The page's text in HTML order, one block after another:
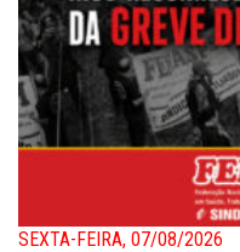
SEXTA-FEIRA, 07/08/2026